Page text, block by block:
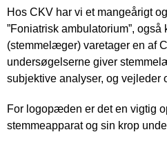
Hos CKV har vi et mangeårigt
”Foniatrisk ambulatorium”,
(stemmelæger) varetager en af
undersøgelserne giver
subjektive analyser, og vejleder
For logopæden er det en vigtig
stemmeapparat og sin krop